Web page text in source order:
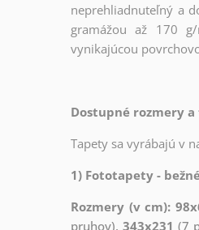
neprehliadnuteľný a
gramážou až 170
vynikajúcou
Dostupné rozmery
Tapety sa vyrábajú v
1) Fototapety -
Rozmery (v cm):
pruhov),343x231 (7